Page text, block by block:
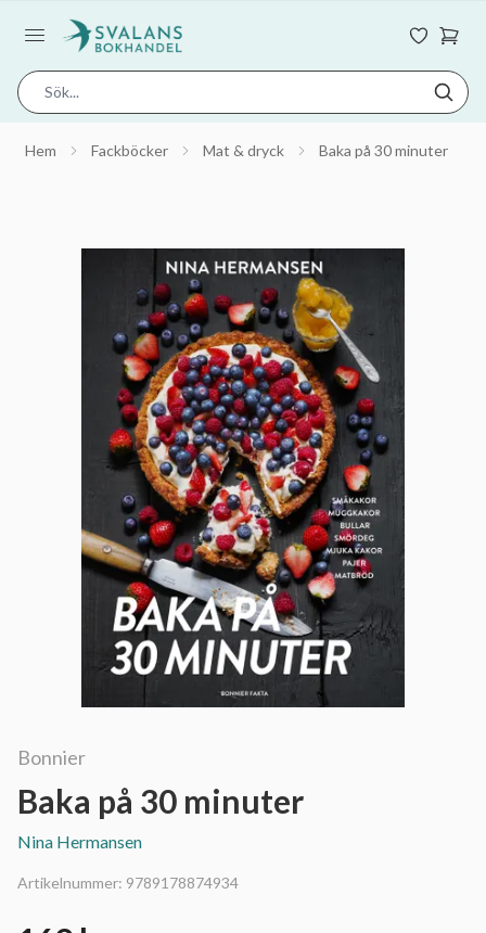
Hem Fackböcker Mat & dryck Baka på 30 minuter
Bonnier
Baka på 30 minuter
Nina Hermansen
Artikelnummer: 9789178874934